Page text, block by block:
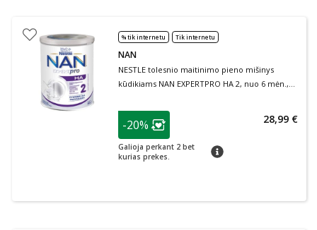
% tik internetu Tik internetu
NAN
NESTLE tolesnio maitinimo pieno mišinys
kūdikiams NAN EXPERTPRO HA 2, nuo 6 mėn.,
patarimas
Lojalumo klubo narių nuolaida
-20%
Galioja perkant 2 bet
kurias prekes.
patarimas
28,99 €